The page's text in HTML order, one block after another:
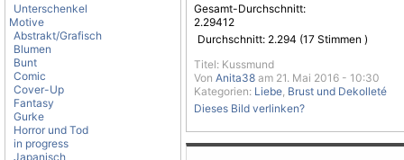
Unterschenkel
Motive
Abstrakt/Grafisch
Blumen
Bunt
Comic
Cover-Up
Fantasy
Gurke
Horror und Tod
in progress
Japanisch
Gesamt-Durchschnitt:
2.29412
Durchschnitt: 2.294 (17 Stimmen )
Titel: Kussmund
Von Anita38 am 21. Mai 2016 - 10:30
Kategorien: Liebe, Brust und Dekolleté
Dieses Bild verlinken?